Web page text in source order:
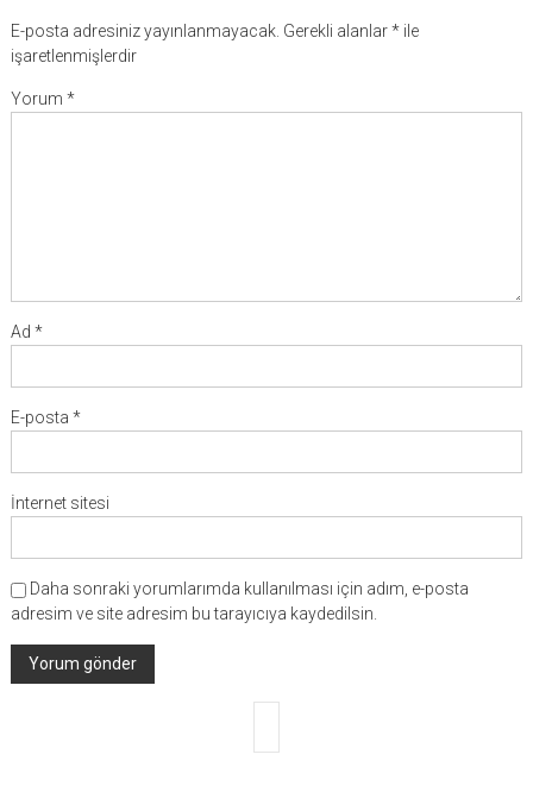
E-posta adresiniz yayınlanmayacak. Gerekli alanlar*ile
işaretlenmişlerdir
Yorum *
Ad *
E-posta *
İnternet sitesi
Daha sonraki yorumlarımda kullanılması için adım, e-posta
adresim ve site adresim bu tarayıcıya kaydedilsin.